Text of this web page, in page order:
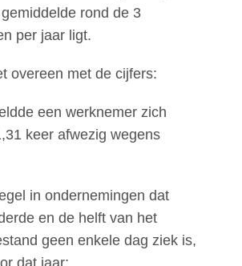
rond de 3
per jaar ligt.
overeen met de cijfers:
een werknemer zich
keer afwezig wegens
in ondernemingen dat
en de helft van het
geen enkele dag ziek is,